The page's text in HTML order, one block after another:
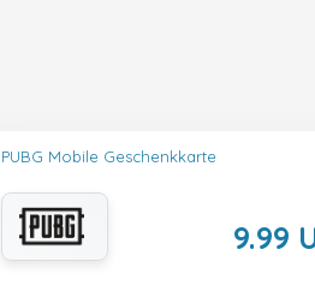
PUBG Mobile Geschenkkarte
9.99